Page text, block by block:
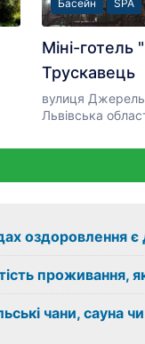
Басейн SPA
Міні-готель
Трускавець
вулиця
Львівська
оздоровлення є
проживання,
чани, сауна